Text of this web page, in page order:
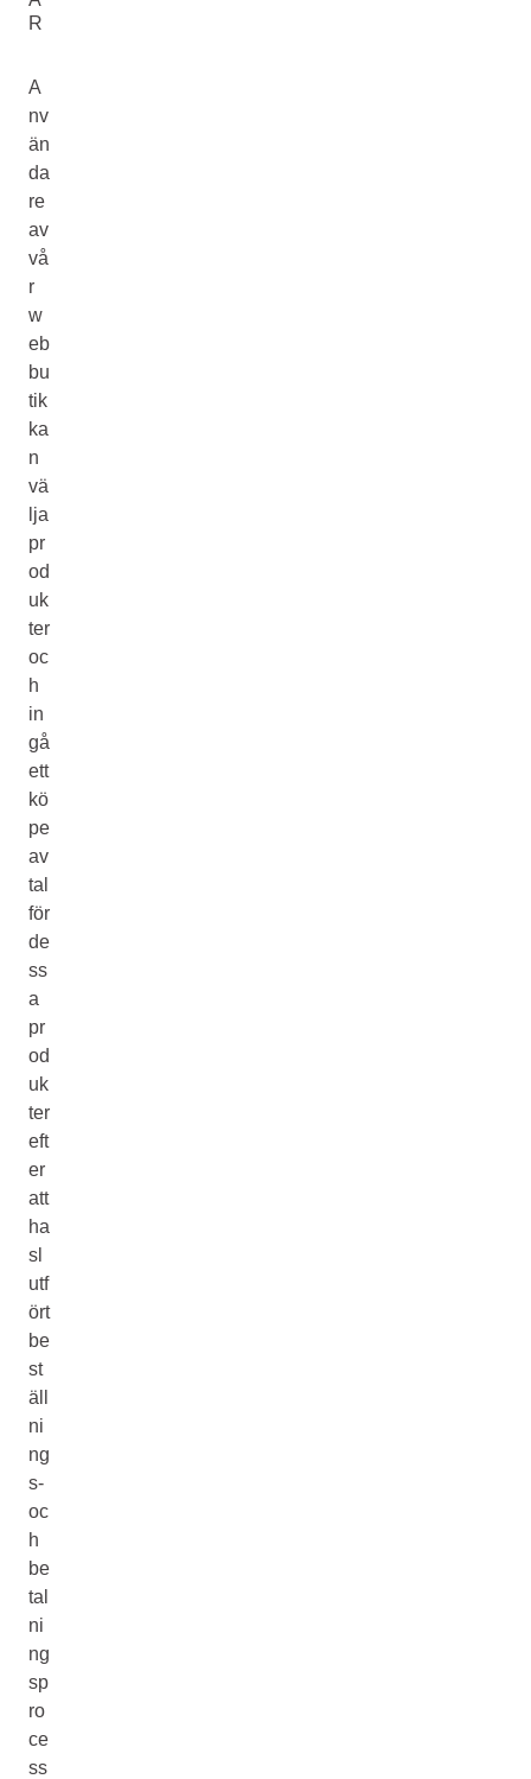
R
A
nv
än
da
re
av
vå
r
w
eb
bu
tik
ka
n
vä
lja
pr
od
uk
ter
oc
h
in
gå
ett
kö
pe
av
tal
för
de
ss
a
pr
od
uk
ter
eft
er
att
ha
sl
utf
ört
be
st
äll
ni
ng
s-
oc
h
be
tal
ni
ng
sp
ro
ce
ss